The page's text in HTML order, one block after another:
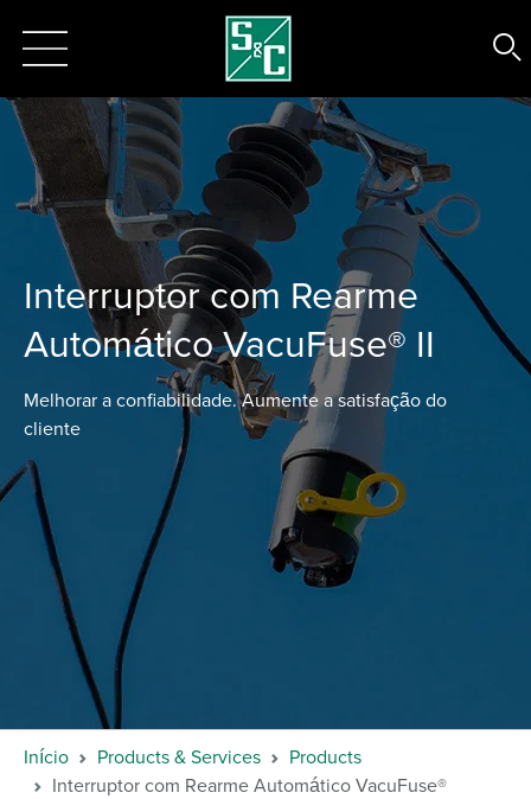
Interruptor com Rearme
Automático VacuFuse® II
Melhorar a confiabilidade. Aumente a satisfação do
cliente
Início Products & Services
Products
Interruptor com Rearme Automático VacuFuse®